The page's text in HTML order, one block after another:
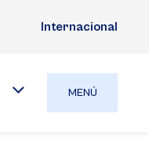
Internacional
MENÚ